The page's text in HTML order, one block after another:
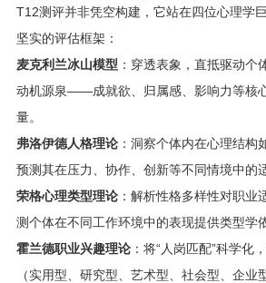
T12测评并非凭空构建，它站在四位心理学
坚实的评估框架：
麦克利兰冰山模型 ：穿透表象，直抵驱动个
动机源泉——成就欲、归属感、影响力等核
量。
弗洛伊德人格理论：洞察个体内在心理结构
预测其在压力、协作、创新等不同情境中的
荣格心理类型理论：解析性格多样性对职业
测个体在不同工作环境中的表现提供类型学
霍兰德职业兴趣理论：将“人岗匹配”科学化
（实用型、研究型、艺术型、社会型、企业